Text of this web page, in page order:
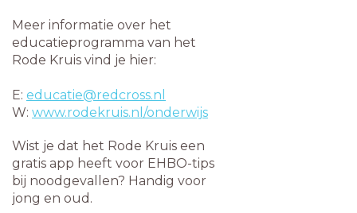
Meer informatie over het
educatieprogramma van het
Rode Kruis vind je hier:
E: educatie@redcross.nl
W: www.rodekruis.nl/onderwijs
Wist je dat het Rode Kruis een
gratis app heeft voor EHBO-tips
bij noodgevallen? Handig voor
jong en oud.